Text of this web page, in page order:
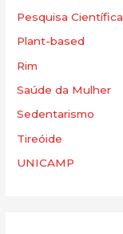
Pesquisa Científica
Plant-based
Rim
Saúde da Mulher
Sedentarismo
Tireóide
UNICAMP